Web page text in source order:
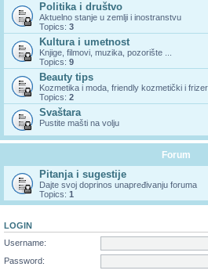
Politika i društvo
Aktuelno stanje u zemlji i inostranstvu
Topics: 3
Kultura i umetnost
Knjige, filmovi, muzika, pozorište ...
Topics: 9
Beauty tips
Kozmetika i moda, friendly kozmetički i
Topics: 2
Svaštara
Pustite mašti na volju
Forum
Pitanja i sugestije
Dajte svoj doprinos unapređivanju foruma
Topics: 1
LOGIN
Username:
Password: